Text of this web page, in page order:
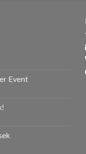
Event